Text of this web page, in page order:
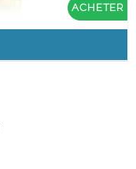
ACHETER